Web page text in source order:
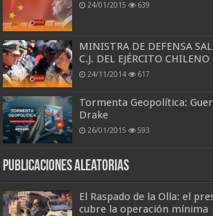
24/01/2015 639
MINISTRA DE DEFENSA
C.J. DEL EJÉRCITO CHILENO
24/11/2014 617
Tormenta Geopolítica:
Drake
26/01/2015 593
Publicaciones aleatorias
El Raspado de la Olla: el
cubre la operación mínima